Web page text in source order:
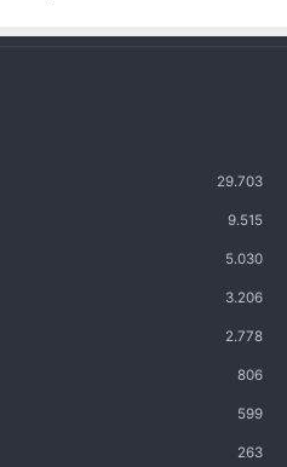
29.703
9.515
5.030
3.206
2.778
806
599
263